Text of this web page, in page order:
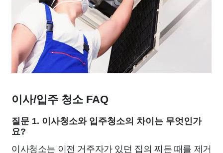
이사/입주 청소 FAQ
질문 1. 이사청소와 입주청소의 차이는 무엇인가
요?
이사청소는 이전 거주자가 있던 집의 찌든 때를 제거